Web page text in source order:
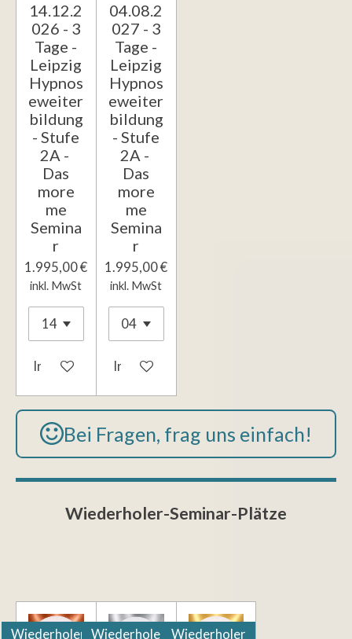
14.12.2
026 - 3
Tage -
Leipzig
Hypnos
eweiter
bildung
- Stufe
2A -
Das
more
me
Semina
r
1.995,00 €
inkl. MwSt
In den Warenkorb
04.08.2
027 - 3
Tage -
Leipzig
Hypnos
eweiter
bildung
- Stufe
2A -
Das
more
me
Semina
r
1.995,00 €
inkl. MwSt
In den Warenkorb
Bei Fragen, frag uns einfach!
Wiederholer-Seminar-Plätze
Wiederholer Wiederholer Wiederholer